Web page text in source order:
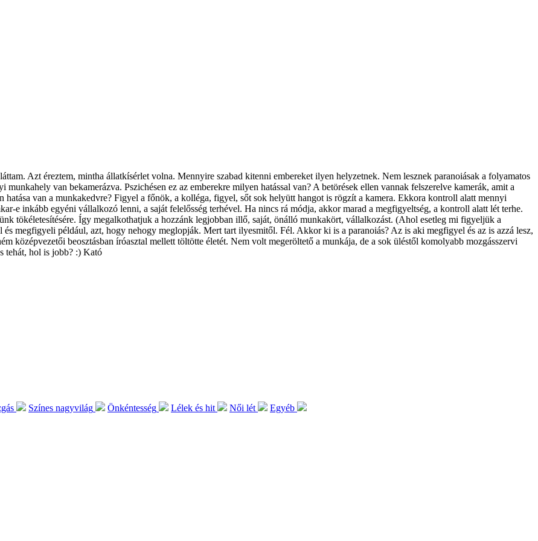
Azt éreztem, mintha állatkísérlet volna. Mennyire szabad kitenni embereket ilyen helyzetnek. Nem lesznek paranoiásak a folyamatos
van bekamerázva. Pszichésen ez az emberekre milyen hatással van? A betörések ellen vannak felszerelve kamerák, amit a
van a munkakedvre? Figyel a főnök, a kolléga, figyel, sőt sok helyütt hangot is rögzít a kamera. Ekkora kontroll alatt mennyi
e inkább egyéni vállalkozó lenni, a saját felelősség terhével. Ha nincs rá módja, akkor marad a megfigyeltség, a kontroll alatt lét terhe.
tökéletesítésére. Így megalkothatjuk a hozzánk legjobban illő, saját, önálló munkakört, vállalkozást. (Ahol esetleg mi figyeljük a
megfigyeli például, azt, hogy nehogy meglopják. Mert tart ilyesmitől. Fél. Akkor ki is a paranoiás? Az is aki megfigyel és az is azzá lesz,
középvezetői beosztásban íróasztal mellett töltötte életét. Nem volt megeröltető a munkája, de a sok üléstől komolyabb mozgásszervi
tehát, hol is jobb? :) Kató
Színes nagyvilág Önkéntesség Lélek és hit Női lét Egyéb